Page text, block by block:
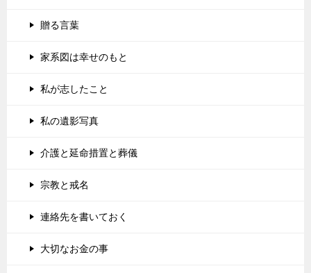
贈る言葉
家系図は幸せのもと
私が志したこと
私の遺影写真
介護と延命措置と葬儀
宗教と戒名
連絡先を書いておく
大切なお金の事